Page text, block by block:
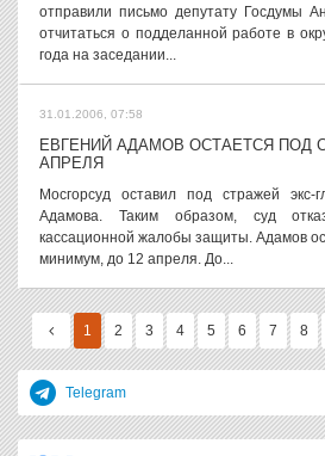
отправили письмо депутату Госдумы
отчитаться о подделанной работе в
года на заседании...
31.01.2006, 07:58
ЕВГЕНИЙ АДАМОВ ОСТАЕТСЯ ПОД
АПРЕЛЯ
Мосгорсуд оставил под стражей экс-
Адамова. Таким образом, суд
кассационной жалобы защиты. Адамов
минимум, до 12 апреля. До...
1 2 3 4 5 6 7 8
Telegram